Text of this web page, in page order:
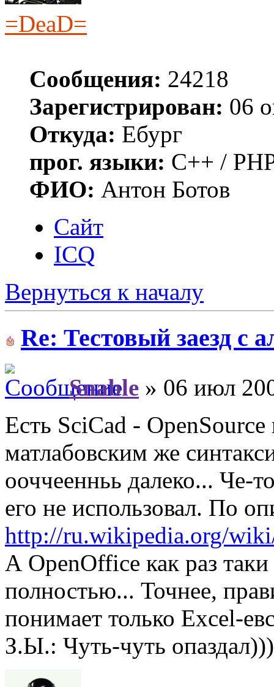
=DeaD=
Сообщения: 24218
Зарегистрирован: 06
Откуда: Ебург
прог. языки: C++ /
ФИО: Антон Ботов
Сайт
ICQ
Вернуться к началу
Re: Тестовый заезд с
Snable » 06 июл
Есть SciCad -
матлабовским же
ооччеенньь далеко... Че-
его не использовал. По
http://ru.wikipedia.org/
А OpenOffice как раз
полностью... Точнее,
понимает только Excel-
З.Ы.: Чуть-чуть опаздал)))